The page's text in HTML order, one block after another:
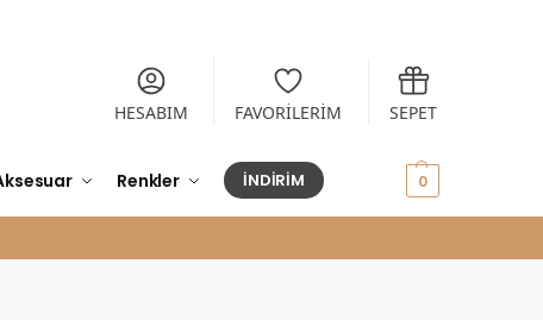
HESABIM FAVORİLERİM SEPET
Renkler İNDİRİM 0